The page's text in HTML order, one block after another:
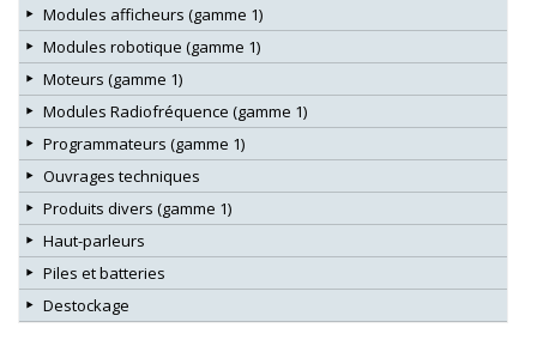
Modules afficheurs (gamme 1)
Modules robotique (gamme 1)
Moteurs (gamme 1)
Modules Radiofréquence (gamme 1)
Programmateurs (gamme 1)
Ouvrages techniques
Produits divers (gamme 1)
Haut-parleurs
Piles et batteries
Destockage